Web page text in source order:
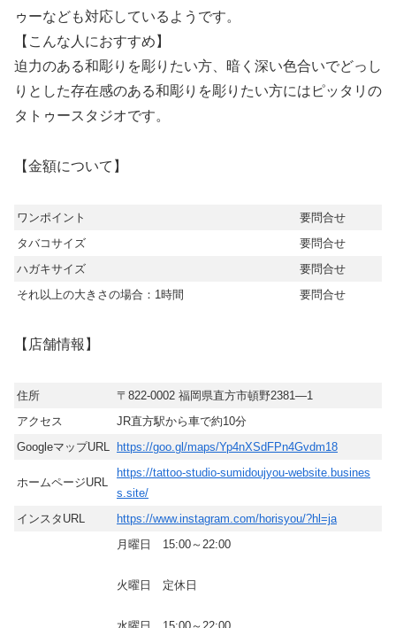
ゥーなども対応しているようです。
【こんな人におすすめ】
迫力のある和彫りを彫りたい方、暗く深い色合いでどっし
りとした存在感のある和彫りを彫りたい方にはピッタリの
タトゥースタジオです。
【金額について】
ワンポイント
要問合せ
タバコサイズ
要問合せ
ハガキサイズ
要問合せ
それ以上の大きさの場合：1時間
要問合せ
【店舗情報】
住所
〒822-0002 福岡県直方市頓野2381―1
アクセス
JR直方駅から車で約10分
GoogleマップURL
https://goo.gl/maps/Yp4nXSdFPn4Gvdm18
ホームページURL
https://tattoo-studio-sumidoujyou-website.busines
s.site/
インスタURL
https://www.instagram.com/horisyou/?hl=ja
月曜日 15:00～22:00
火曜日 定休日